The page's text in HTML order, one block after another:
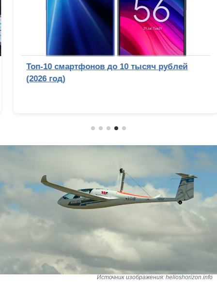
Топ-10 смартфонов до 10 тысяч рублей
(2026 год)
Источник изображения: helioshorizon.info